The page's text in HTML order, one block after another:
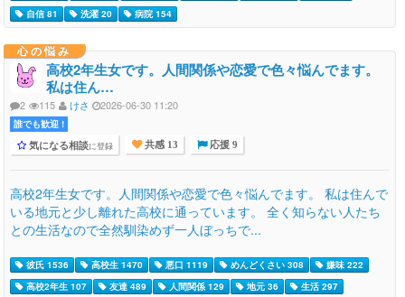
自信 81
洗濯 20 病院 154
心の悩み
高校2年生女です。人間関係や恋愛で色々悩んでます。
私は住ん…
2 115 けさ 2026-06-30 11:20
誰でも歓迎 !
気になる相談に登録 共感 13 応援 9
高校2年生女です。人間関係や恋愛で色々悩んでます。 私は住んで
いる地元と少し離れた高校に通っています。 全く知らない人たち
との生活なので全然馴染めず一人ぼっちで...
彼氏 1536 高校生 1470 悪口 1119 めんどくさい 308
嫌味 222
高校2年生 107
友達 489 人間関係 129 地元 36 生活 297